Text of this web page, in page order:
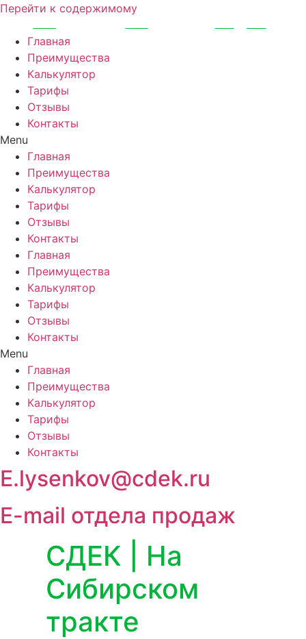
Перейти к содержимому
Главная
Преимущества
Калькулятор
Тарифы
Отзывы
Контакты
Menu
Главная
Преимущества
Калькулятор
Тарифы
Отзывы
Контакты
Главная
Преимущества
Калькулятор
Тарифы
Отзывы
Контакты
Menu
Главная
Преимущества
Калькулятор
Тарифы
Отзывы
Контакты
E.lysenkov@cdek.ru
E-mail отдела продаж
СДЕК | На
Сибирском
тракте